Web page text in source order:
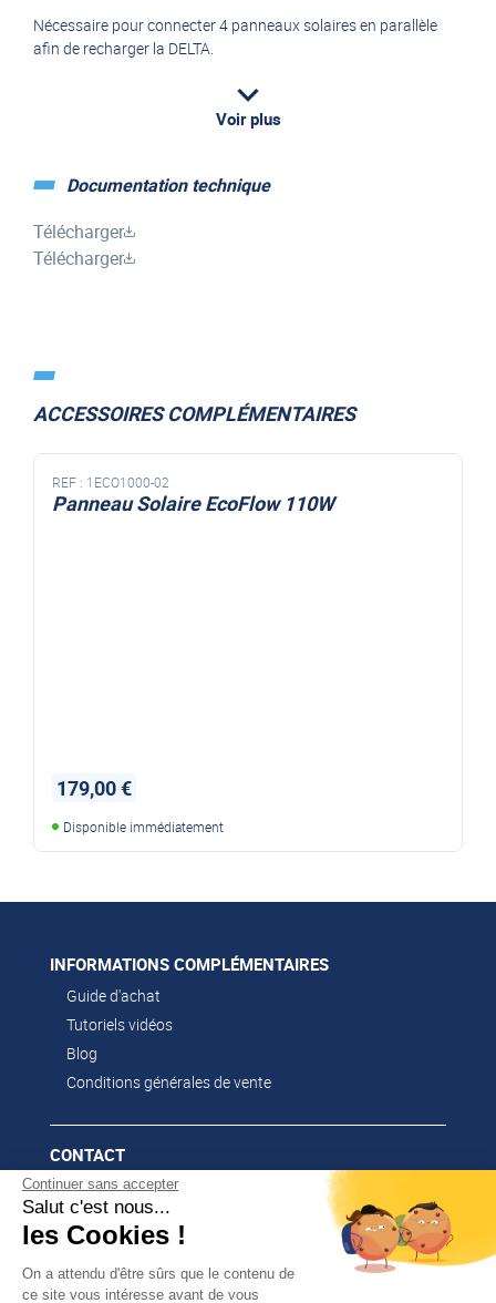
Continuer sans accepter
Salut c'est nous...
les Cookies !
On a attendu d'être sûrs que le contenu de
ce site vous intéresse avant de vous
Nécessaire pour connecter 4 panneaux solaires en parallèle
afin de recharger la DELTA.
Nécessaire pour connecter 2 panneaux solaires en parallèle
afin de recharger la série RIVER.Voir plus
Documentation technique
Télécharger
Télécharger
ACCESSOIRES COMPLÉMENTAIRES
REF : 1ECO1000-02
Panneau Solaire EcoFlow 110W
179,00 €
Disponible immédiatement
INFORMATIONS COMPLÉMENTAIRES
Guide d'achat
Tutoriels vidéos
Blog
Conditions générales de vente
CONTACT
02 51 52 26 57
contacts@franssen-loisirs.fr